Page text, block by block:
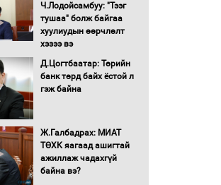
төлөвлөгөө”-гөө
танилцуулна
16 төрлийн эмийг нэг эх
журмыг баталлаа
гадаад томилолтыг
хориглолоо
Сайд нар төсвөө хэрхэн
Ч.Лодойсамбуу: "Тээг
тушаа" болж байгаа
хуулиудын өөрчлөлт
хэзээ вэ
Д.Цогтбаатар: Төрийн
банк төрд байх ёстой л
гэж байна
Ж.Галбадрах: МИАТ
ТӨХК яагаад ашигтай
ажиллаж чадахгүй
байна вэ?